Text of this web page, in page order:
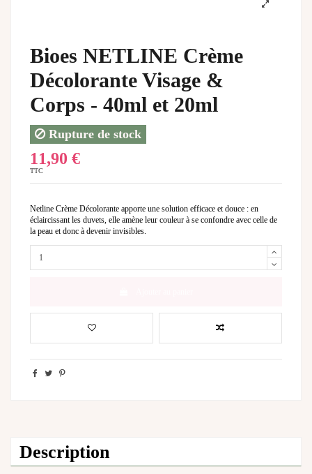
Bioes NETLINE Crème
Décolorante Visage &
Corps - 40ml et 20ml
Rupture de stock
11,90 €
TTC
Netline Crème Décolorante apporte une solution efficace et douce : en
éclaircissant les duvets, elle amène leur couleur à se confondre avec celle de
la peau et donc à devenir invisibles.
Description